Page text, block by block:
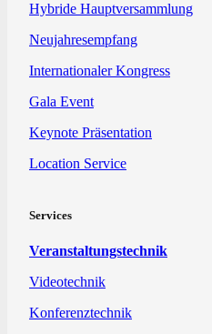
Hybride Hauptversammlung
Neujahresempfang
Internationaler Kongress
Gala Event
Keynote Präsentation
Location Service
Services
Veranstaltungstechnik
Videotechnik
Konferenztechnik